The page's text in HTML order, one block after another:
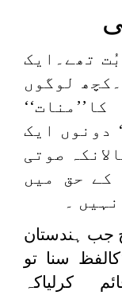
تھے۔ایک
لوگوں
دونوں ایک
صوتی
کے حق میں
۔
ہندستان
سنا تو
کرلیاکہ